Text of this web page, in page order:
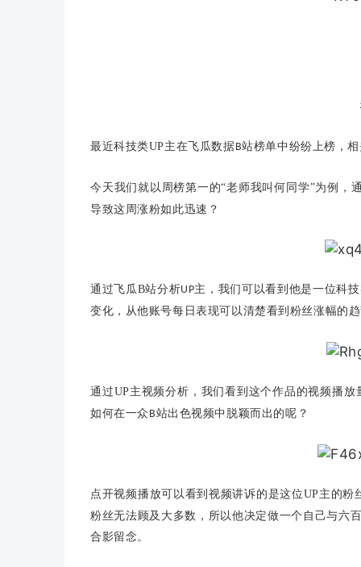
最近科技类UP主在飞瓜数据B站榜单中纷纷上榜，
今天我们就以周榜第一的“老师我叫何同学”为例，
导致这周涨粉如此迅速？
通过飞瓜B站分析UP主，我们可以看到他是一位科
变化，从他账号每日表现可以清楚看到粉丝涨幅的
通过UP主视频分析，我们看到这个作品的视频播放
如何在一众 B站出色视频中脱颖而出的呢？
点开视频播放可以看到视频讲诉的是这位UP主的粉
粉丝无法顾及大多数，所以他决定做一个自己与六
合影留念。